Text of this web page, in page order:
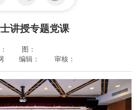
讲授专题党课
图：
编辑： 审核：